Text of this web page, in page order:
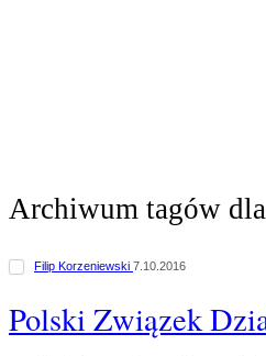
Archiwum tagów dla
Filip Korzeniewski 7.10.2016
Polski Związek